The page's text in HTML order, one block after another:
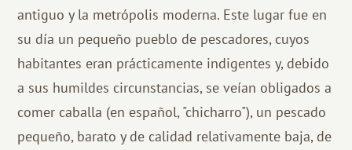
antiguo y la metrópolis moderna. Este lugar fue en
su día un pequeño pueblo de pescadores, cuyos
habitantes eran prácticamente indigentes y, debido
a sus humildes circunstancias, se veían obligados a
comer caballa (en español, "chicharro"), un pescado
pequeño, barato y de calidad relativamente baja, de